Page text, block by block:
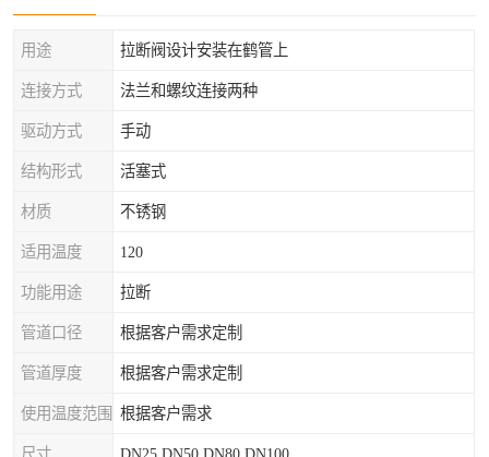
用途 拉断阀设计安装在鹤管上
连接方式 法兰和螺纹连接两种
驱动方式 手动
结构形式 活塞式
材质 不锈钢
适用温度 120
功能用途 拉断
管道口径 根据客户需求定制
管道厚度 根据客户需求定制
使用温度范围 根据客户需求